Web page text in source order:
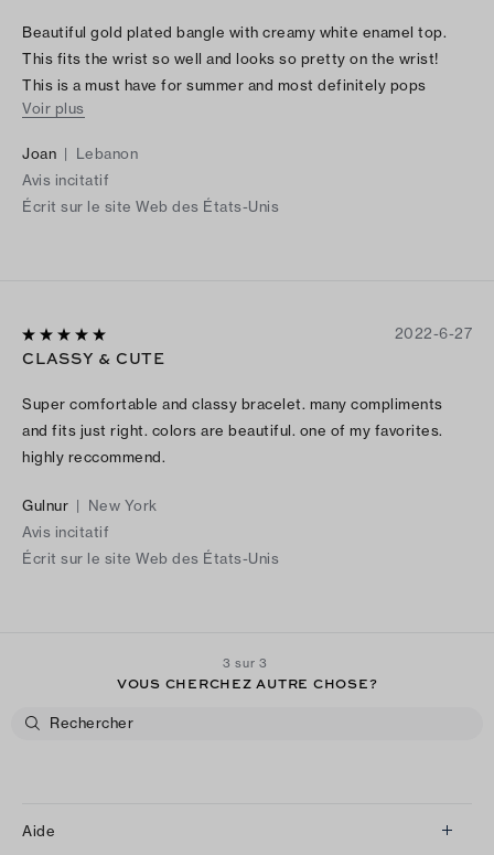
Beautiful gold plated bangle with creamy white enamel top.
This fits the wrist so well and looks so pretty on the wrist!
This is a must have for summer and most definitely pops
against sun kissed summer skin!
Voir plus
Joan | Lebanon
Avis incitatif
Écrit sur le site Web des États-Unis
2022-6-27
CLASSY & CUTE
Super comfortable and classy bracelet. many compliments
and fits just right. colors are beautiful. one of my favorites.
highly reccommend.
Gulnur | New York
Avis incitatif
Écrit sur le site Web des États-Unis
3 sur 3
VOUS CHERCHEZ AUTRE CHOSE?
Aide